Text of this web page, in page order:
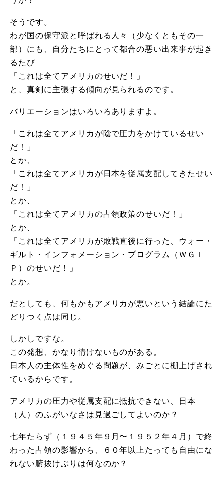
そうです。
わが国の保守派と呼ばれる人々（少なくともその一
部）にも、自分たちにとって都合の悪い出来事が起き
るたび
「これは全てアメリカのせいだ！」
と、真剣に主張する傾向が見られるのです。
バリエーションはいろいろありますよ。
「これは全てアメリカが陰で圧力をかけているせい
だ！」
とか、
「これは全てアメリカが日本を従属支配してきたせい
だ！」
とか、
「これは全てアメリカの占領政策のせいだ！」
とか、
「これは全てアメリカが敗戦直後に行った、ウォー・
ギルト・インフォメーション・プログラム（ＷＧＩ
Ｐ）のせいだ！」
とか。
だとしても、何もかもアメリカが悪いという結論にた
どりつく点は同じ。
しかしですな。
この発想、かなり情けないものがある。
日本人の主体性をめぐる問題が、みごとに棚上げされ
ているからです。
アメリカの圧力や従属支配に抵抗できない、日本
（人）のふがいなさは見過ごしてよいのか？
七年たらず（１９４５年９月〜１９５２年４月）で終
わった占領の影響から、６０年以上たっても自由にな
れない腑抜けぶりは何なのか？